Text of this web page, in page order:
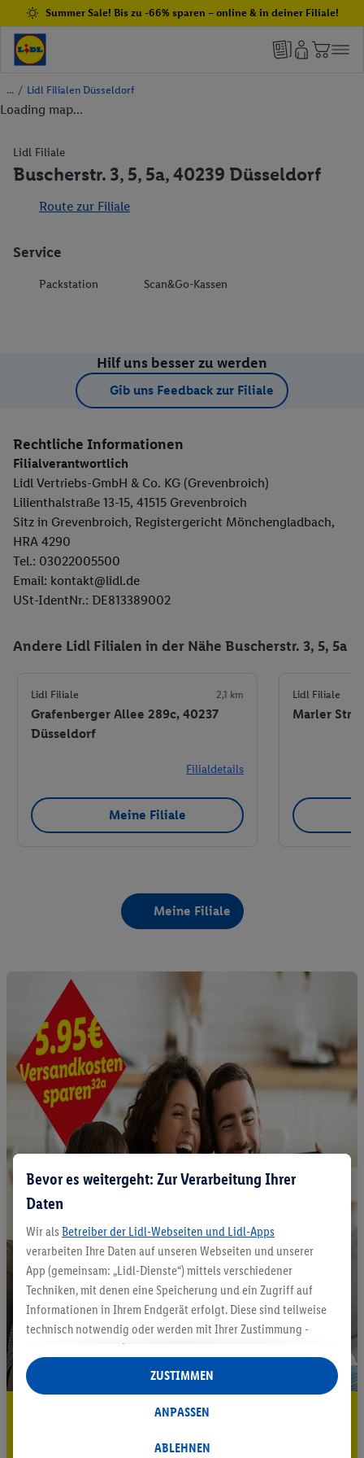
Summer Sale! Bis zu -66% sparen – online & in deiner Filiale!
/ Lidl Filialen Düsseldorf
Loading map...
Lidl Filiale
Buscherstr. 3, 5, 5a, 40239 Düsseldorf
Route zur Filiale
Service
Packstation Scan&Go-Kassen
Hilf uns besser zu werden
Gib uns Feedback zur Filiale
Rechtliche Informationen
Filialverantwortlich
Lidl Vertriebs-GmbH & Co. KG (Grevenbroich)
Lilienthalstraße 13-15, 41515 Grevenbroich
Sitz in Grevenbroich, Registergericht Mönchengladbach,
HRA 4290
Tel.: 03022005500
Email: kontakt@lidl.de
USt-IdentNr.: DE813389002
Andere Lidl Filialen in der Nähe Buscherstr. 3, 5, 5a
Lidl Filiale 2,1 km
Grafenberger Allee 289c, 40237
Düsseldorf
Filialdetails
Meine Filiale
Lidl Filiale
Marler Str.
Meine Filiale
5.95 € Versand sparen³²ᵃ
Jetzt zum Newsletter anmelden
Bevor es weitergeht: Zur Verarbeitung Ihrer
Daten
Wir als Betreiber der Lidl-Webseiten und Lidl-Apps
verarbeiten Ihre Daten auf unseren Webseiten und unserer
App (gemeinsam: „Lidl-Dienste“) mittels verschiedener
Techniken, mit denen eine Speicherung und ein Zugriff auf
Informationen in Ihrem Endgerät erfolgt. Diese sind teilweise
technisch notwendig oder werden mit Ihrer Zustimmung -
auch durch Partner (u.a.
Verantwortliche; im Zusammenhang mit dem IAB TCF
insgesamt
Statistik-Erstellung oder für personalisierte Werbung
Datenverarbeitungen für personalisierte Werbung werden
ABLEHNEN
ANPASSEN
ZUSTIMMEN